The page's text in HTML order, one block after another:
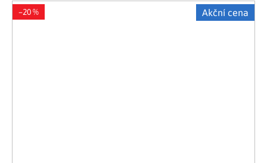
Akční cena
–20 %